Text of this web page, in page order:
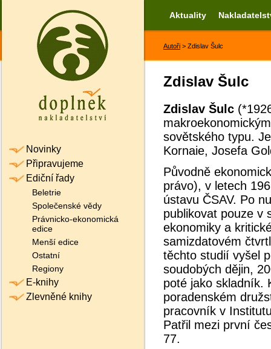
Novinky
Připravujeme
Ediční řady
Beletrie
Společenské vědy
Právnicko-ekonomická
edice
Menší edice
Ostatní
Regiony
E-knihy
Zlevněné knihy
Aktuality
Autoři > Zdislav Šulc
Zdislav Šulc
Zdislav Šulc
sovětského typu.
Kornaie, Josefa
Původně
právo), v letech
ústavu ČSAV. Po
publikovat pouze v
ekonomiky a
samizdatovém
těchto studií vyšel
soudobých dějin,
poté jako skladník.
poradenském
pracovník v
Patřil mezi první
77.